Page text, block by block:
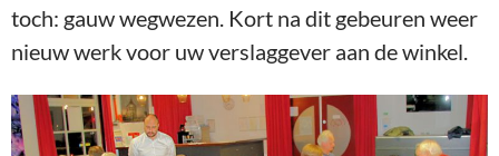
toch: gauw wegwezen. Kort na dit gebeuren weer
nieuw werk voor uw verslaggever aan de winkel.